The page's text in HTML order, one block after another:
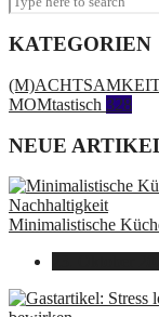
KATEGORIEN
MOMtastisch 328
NEUE
Minimalistische